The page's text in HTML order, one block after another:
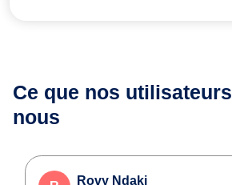
Ce que nos utilisateurs
nous
Rovy Ndaki